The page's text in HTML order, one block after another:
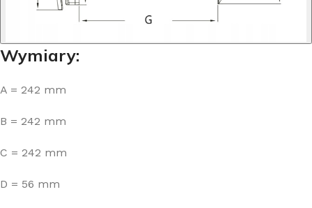
Wymiary:
A = 242 mm
B = 242 mm
C = 242 mm
D = 56 mm